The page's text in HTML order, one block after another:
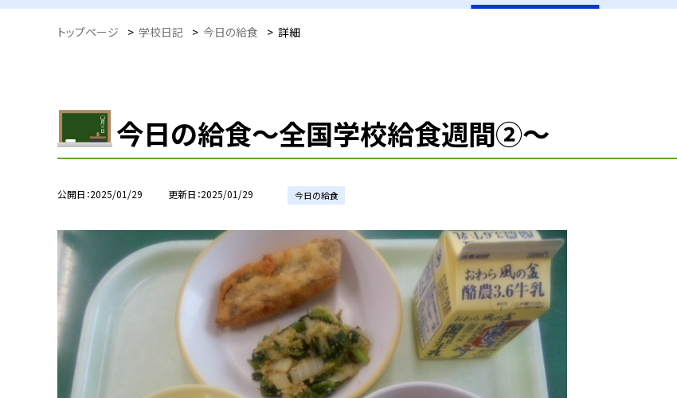
トップページ > 学校日記 > 今日の給食 > 詳細
今日の給食～全国学校給食週間②～
公開日 2025/01/29 更新日 2025/01/29 今日の給食